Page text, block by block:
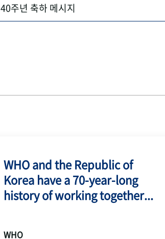
40주년 축하 메시지
WHO and the Republic of
Korea have a 70-year-long
history of working together...
WHO